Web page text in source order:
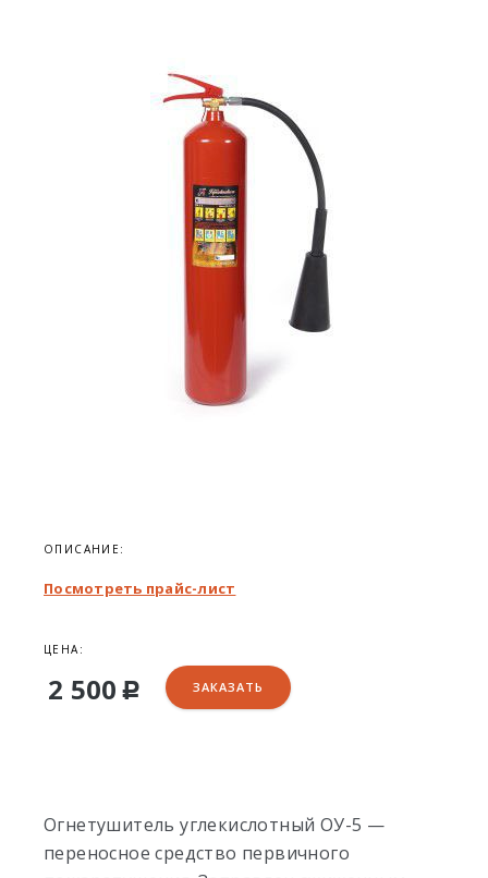
ОПИСАНИЕ:
Посмотреть прайс-лист
ЦЕНА:
2 500 Р ЗАКАЗАТЬ
Огнетушитель углекислотный ОУ-5 —
переносное средство первичного